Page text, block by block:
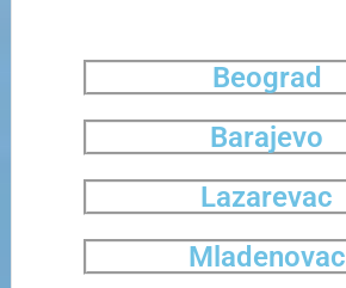
Beograd
Barajevo
Lazarevac
Mladenovac